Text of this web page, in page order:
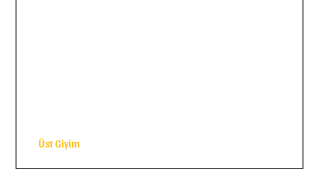
Üst Giyim